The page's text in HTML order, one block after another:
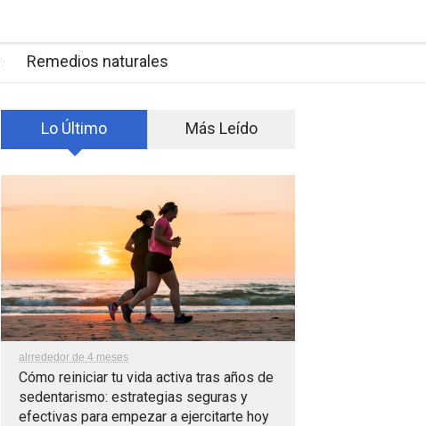
Remedios naturales
Lo Último Más Leído
alrrededor de 4 meses
Cómo reiniciar tu vida activa tras años de
sedentarismo: estrategias seguras y
efectivas para empezar a ejercitarte hoy